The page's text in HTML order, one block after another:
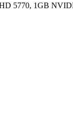
5770, 1GB